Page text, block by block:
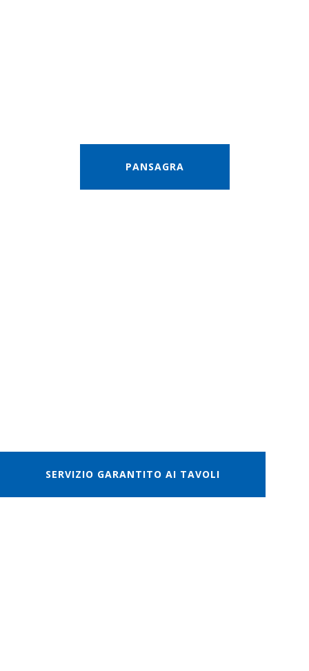
PANSAGRA
SERVIZIO GARANTITO AI TAVOLI